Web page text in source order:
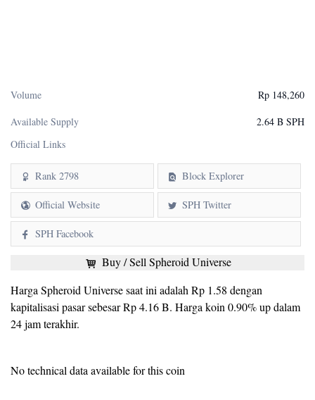
Volume
Rp 148,260
Available Supply
2.64 B SPH
Official Links
Rank 2798 Block Explorer
Official Website SPH Twitter
SPH Facebook
Buy / Sell Spheroid Universe
Harga Spheroid Universe saat ini adalah Rp 1.58 dengan
kapitalisasi pasar sebesar Rp 4.16 B. Harga koin 0.90% up dalam
24 jam terakhir.
No technical data available for this coin